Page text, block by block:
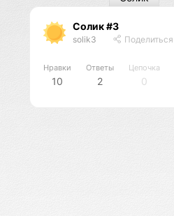
Солик #3
solik3 Поделиться
Нравки
10
Ответы
2
Цепочка
0